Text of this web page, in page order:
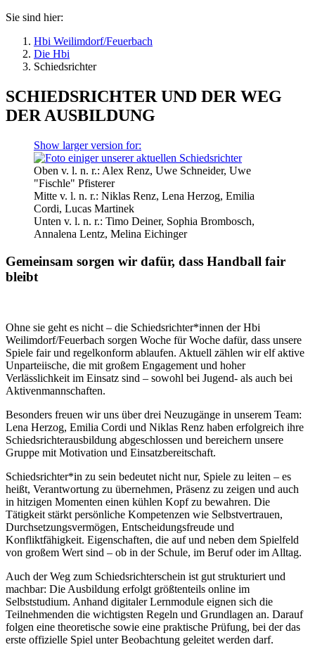
Sie sind hier:
Hbi Weilimdorf/Feuerbach
Die Hbi
Schiedsrichter
SCHIEDSRICHTER UND DER WEG
DER AUSBILDUNG
Show larger version for:
Oben v. l. n. r.: Alex Renz, Uwe Schneider, Uwe
"Fischle" Pfisterer
Mitte v. l. n. r.: Niklas Renz, Lena Herzog, Emilia
Cordi, Lucas Martinek
Unten v. l. n. r.: Timo Deiner, Sophia Brombosch,
Annalena Lentz, Melina Eichinger
Gemeinsam sorgen wir dafür, dass Handball fair
bleibt
Ohne sie geht es nicht – die Schiedsrichter*innen der Hbi
Weilimdorf/Feuerbach sorgen Woche für Woche dafür, dass unsere
Spiele fair und regelkonform ablaufen. Aktuell zählen wir elf aktive
Unparteiische, die mit großem Engagement und hoher
Verlässlichkeit im Einsatz sind – sowohl bei Jugend- als auch bei
Aktivenmannschaften.
Besonders freuen wir uns über drei Neuzugänge in unserem Team:
Lena Herzog, Emilia Cordi und Niklas Renz haben erfolgreich ihre
Schiedsrichterausbildung abgeschlossen und bereichern unsere
Gruppe mit Motivation und Einsatzbereitschaft.
Schiedsrichter*in zu sein bedeutet nicht nur, Spiele zu leiten – es
heißt, Verantwortung zu übernehmen, Präsenz zu zeigen und auch
in hitzigen Momenten einen kühlen Kopf zu bewahren. Die
Tätigkeit stärkt persönliche Kompetenzen wie Selbstvertrauen,
Durchsetzungsvermögen, Entscheidungsfreude und
Konfliktfähigkeit. Eigenschaften, die auf und neben dem Spielfeld
von großem Wert sind – ob in der Schule, im Beruf oder im Alltag.
Auch der Weg zum Schiedsrichterschein ist gut strukturiert und
machbar: Die Ausbildung erfolgt größtenteils online im
Selbststudium. Anhand digitaler Lernmodule eignen sich die
Teilnehmenden die wichtigsten Regeln und Grundlagen an. Darauf
folgen eine theoretische sowie eine praktische Prüfung, bei der das
erste offizielle Spiel unter Beobachtung geleitet werden darf.